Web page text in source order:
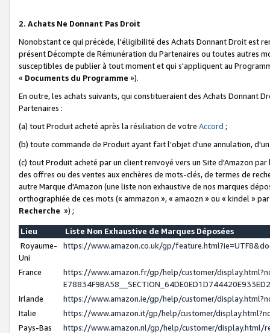
2. Achats Ne Donnant Pas Droit
Nonobstant ce qui précède, l'éligibilité des Achats Donnant Droit est
présent Décompte de Rémunération du Partenaires ou toutes autres
susceptibles de publier à tout moment et qui s'appliquent au
« Documents du Programme »).
En outre, les achats suivants, qui constitueraient des Achats Donnant
Partenaires :
(a) tout Produit acheté après la résiliation de votre Accord ;
(b) toute commande de Produit ayant fait l'objet d'une annulation,
(c) tout Produit acheté par un client renvoyé vers un Site d'Amazon
des offres ou des ventes aux enchères de mots-clés, de termes de
autre Marque d'Amazon (une liste non exhaustive de nos marques
orthographiée de ces mots (« ammazon », « amaozn » ou « kindel »
Recherche ») ;
Lieu
Liste Non Exhaustive de Marques Déposées
Royaume-
Uni
https://www.amazon.co.uk/gp/
France
https://www.amazon.fr/gp/help/customer/
Irlande
https://www.amazon.ie/gp/help/customer/
Italie
https://www.amazon.it/gp/help/customer/
Pays-Bas
https://www.amazon.nl/gp/help/customer/display.html/